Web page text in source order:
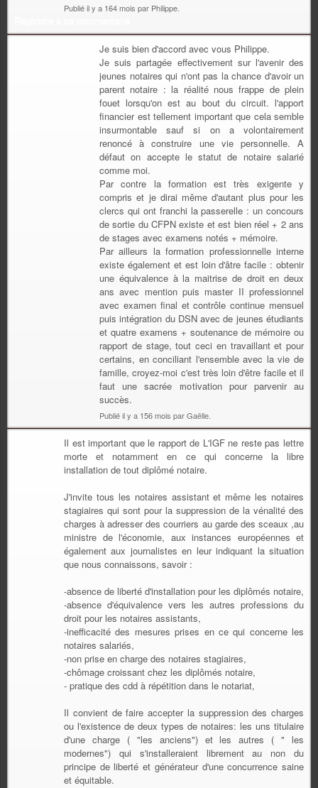
Publié il y a 164 mois par Philippe.
Je suis bien d'accord avec vous Philippe.
Je suis partagée effectivement sur l'avenir des
jeunes notaires qui n'ont pas la chance d'avoir un
parent notaire : la réalité nous frappe de plein
fouet lorsqu'on est au bout du circuit. l'apport
financier est tellement important que cela semble
insurmontable sauf si on a volontairement
renoncé à construire une vie personnelle. A
défaut on accepte le statut de notaire salarié
comme moi.
Par contre la formation est très exigente y
compris et je dirai même d'autant plus pour les
clercs qui ont franchi la passerelle : un concours
de sortie du CFPN existe et est bien réel + 2 ans
de stages avec examens notés + mémoire.
Par ailleurs la formation professionnelle interne
existe également et est loin d'âtre facile : obtenir
une équivalence à la maitrise de droit en deux
ans avec mention puis master II professionnel
avec examen final et contrôle continue mensuel
puis intégration du DSN avec de jeunes étudiants
et quatre examens + soutenance de mémoire ou
rapport de stage, tout ceci en travaillant et pour
certains, en conciliant l'ensemble avec la vie de
famille, croyez-moi c'est très loin d'être facile et il
faut une sacrée motivation pour parvenir au
succès.
Publié il y a 156 mois par Gaëlle.
Il est important que le rapport de L'IGF ne reste pas lettre
morte et notamment en ce qui concerne la libre
installation de tout diplômé notaire.
J'invite tous les notaires assistant et même les notaires
stagiaires qui sont pour la suppression de la vénalité des
charges à adresser des courriers au garde des sceaux ,au
ministre de l'économie, aux instances européennes et
également aux journalistes en leur indiquant la situation
que nous connaissons, savoir :
-absence de liberté d'installation pour les diplômés notaire,
-absence d'équivalence vers les autres professions du
droit pour les notaires assistants,
-inefficacité des mesures prises en ce qui concerne les
notaires salariés,
-non prise en charge des notaires stagiaires,
-chômage croissant chez les diplômés notaire,
- pratique des cdd à répétition dans le notariat,
Il convient de faire accepter la suppression des charges
ou l'existence de deux types de notaires: les uns titulaire
d'une charge ( "les anciens") et les autres ( " les
modernes") qui s'installeraient librement au non du
principe de liberté et générateur d'une concurrence saine
et équitable.